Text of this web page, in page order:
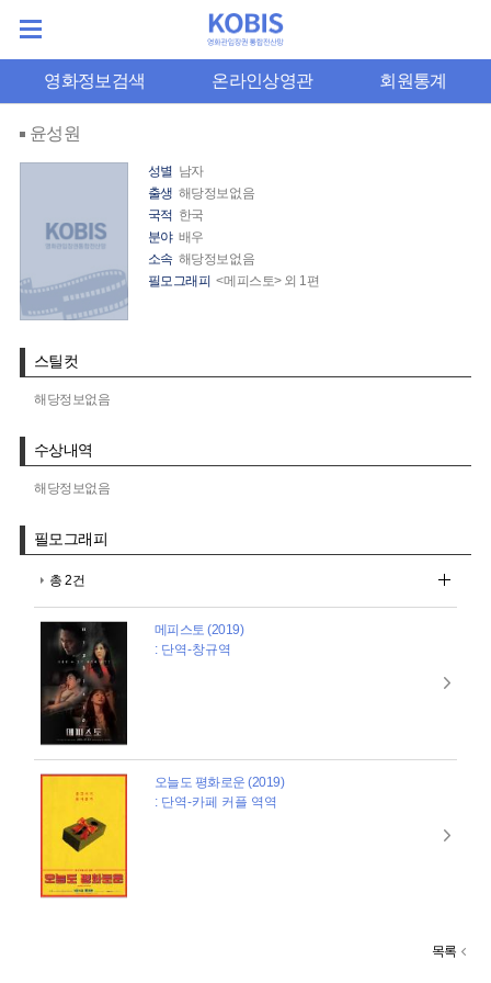
영화정보검색 온라인상영관 회원통계
윤성원
성별 남자
출생 해당정보없음
국적 한국
분야 배우
소속 해당정보없음
필모그래피 <메피스토> 외 1편
스틸컷
해당정보없음
수상내역
해당정보없음
필모그래피
총 2건
메피스토 (2019)
: 단역-창규역
오늘도 평화로운 (2019)
: 단역-카페 커플 역역
목록